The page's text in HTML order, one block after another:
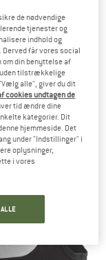
-
de nødvendige
tjenester og
indhold og
får vores social
om din benyttelse af
uden tilstrækkelige
alle", giver du dit
cookies undtagen de
tid ændre dine
kategorier. Dit
hjemmeside. Det
under "Indstillinger" i
oplysninger,
i vores